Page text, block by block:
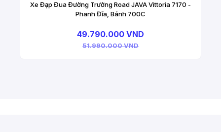
Xe Đạp Đua Đường Trường Road JAVA Vittoria 7170 -
Phanh Đĩa, Bánh 700C
49.790.000 VND
51.990.000 VND